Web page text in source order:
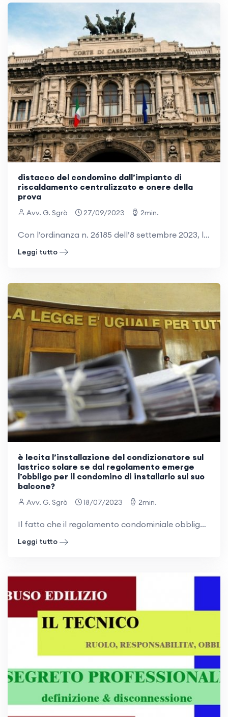
distacco del condomino dall’impianto di
riscaldamento centralizzato e onere della
prova
Avv. G. Sgrò 27/09/2023 2min.
Con l’ordinanza n. 26185 dell’8 settembre 2023, la Corte di Cassazione, chiamata a pronunciarsi in materia condominiale, ha fornito alcune precisazioni sul distacco dall’impianto centralizzato di riscaldamento da parte del singolo condomino. Nella
Leggi tutto
è lecita l’installazione del condizionatore sul
lastrico solare se dal regolamento emerge
l’obbligo per il condomino di installarlo sul suo
balcone?
Avv. G. Sgrò 18/07/2023 2min.
Il fatto che il regolamento condominiale obblighi il singolo condomino a installare l’impianto di climatizzazione sul proprio balcone non ne impedisce l’installazione sulle parti comuni dell’edificio, come, ad esempio, il lastrico solare. Ciò è
Leggi tutto